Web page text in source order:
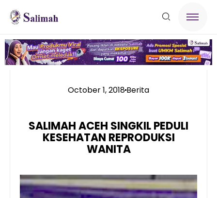
October 1, 2018Berita
SALIMAH ACEH SINGKIL PEDULI
KESEHATAN REPRODUKSI
WANITA